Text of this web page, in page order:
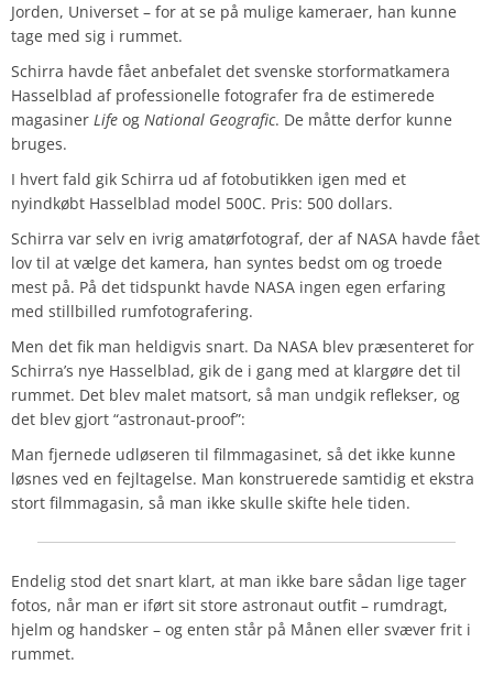
Jorden, Universet – for at se på mulige kameraer, han kunne
tage med sig i rummet.
Schirra havde fået anbefalet det svenske storformatkamera
Hasselblad af professionelle fotografer fra de estimerede
magasiner Life og National Geografic. De måtte derfor kunne
bruges.
I hvert fald gik Schirra ud af fotobutikken igen med et
nyindkøbt Hasselblad model 500C. Pris: 500 dollars.
Schirra var selv en ivrig amatørfotograf, der af NASA havde fået
lov til at vælge det kamera, han syntes bedst om og troede
mest på. På det tidspunkt havde NASA ingen egen erfaring
med stillbilled rumfotografering.
Men det fik man heldigvis snart. Da NASA blev præsenteret for
Schirra’s nye Hasselblad, gik de i gang med at klargøre det til
rummet. Det blev malet matsort, så man undgik reflekser, og
det blev gjort “astronaut-proof”:
Man fjernede udløseren til filmmagasinet, så det ikke kunne
løsnes ved en fejltagelse. Man konstruerede samtidig et ekstra
stort filmmagasin, så man ikke skulle skifte hele tiden.
Endelig stod det snart klart, at man ikke bare sådan lige tager
fotos, når man er iført sit store astronaut outfit – rumdragt,
hjelm og handsker – og enten står på Månen eller svæver frit i
rummet.